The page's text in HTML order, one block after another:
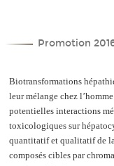
Promotion
Biotransformations
leur mélange chez
potentielles interactions
toxicologiques sur
quantitatif et qualitatif de
composés cibles par